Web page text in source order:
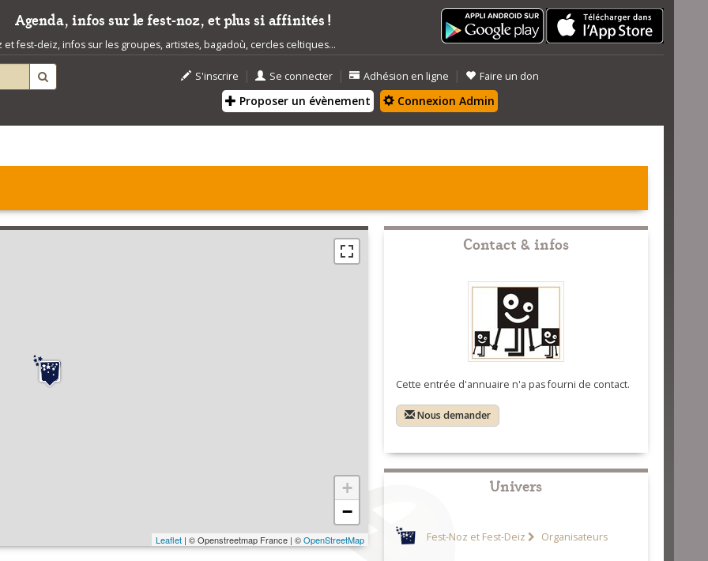
Agenda, infos sur le fest-noz, et plus si affinités !
fest-deiz, infos sur les groupes, artistes, bagadoù, cercles celtiques...
S'inscrire | Se connecter | Adhésion en ligne | Faire un don
Proposer un évènement Connexion Admin
+
−
Leaflet| © Openstreetmap France | ©OpenStreetMap
Contact & infos
Cette entrée d'annuaire n'a pas fourni de contact.
Nous demander
Univers
Fest-Noz et Fest-Deiz Organisateurs